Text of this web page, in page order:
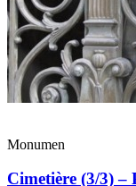
Monumen
Cimetière (3/3) –